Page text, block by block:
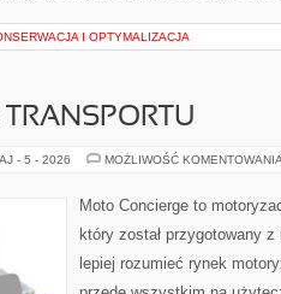
I OPTYMALIZACJA
- 5 - 2026 MOŻLIWOŚĆ KOMENTOWANIA
Moto Concierge to
który został przygotowany
lepiej rozumieć rynek